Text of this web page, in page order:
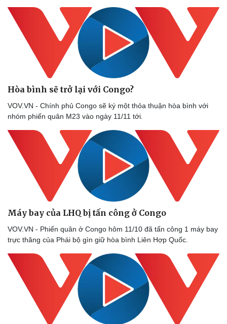
Hòa bình sẽ trở lại với Congo?
VOV.VN - Chính phủ Congo sẽ ký một thỏa thuận hòa bình với
nhóm phiến quân M23 vào ngày 11/11 tới.
Máy bay của LHQ bị tấn công ở Congo
VOV.VN - Phiến quân ở Congo hôm 11/10 đã tấn công 1 máy bay
trực thăng của Phái bộ gìn giữ hòa bình Liên Hợp Quốc.